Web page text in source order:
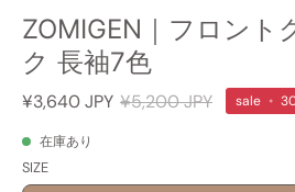
ZOMIGEN｜フロント
ク 長袖7色
¥3,640 JPY ¥5,200 JPY sale •
在庫あり
SIZE